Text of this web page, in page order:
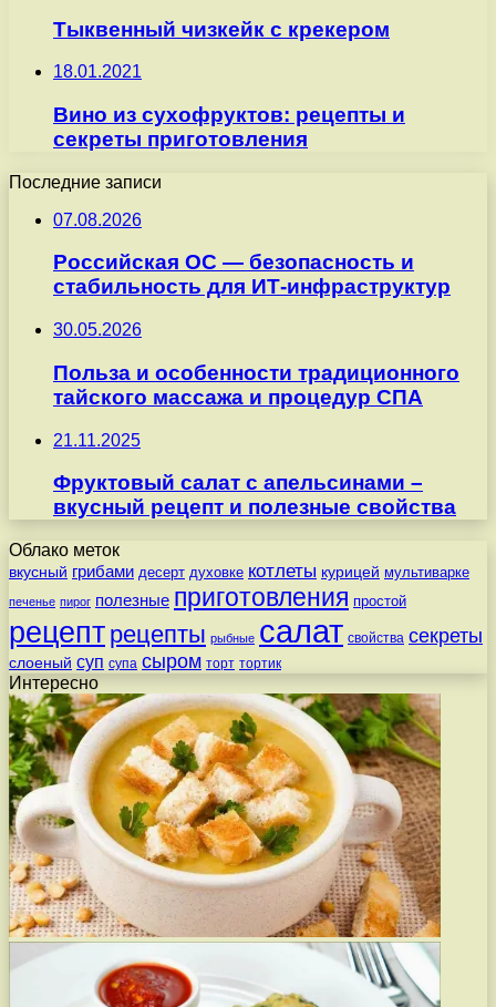
Тыквенный чизкейк с крекером
18.01.2021
Вино из сухофруктов: рецепты и
секреты приготовления
Последние записи
07.08.2026
Российская ОС — безопасность и
стабильность для ИТ-инфраструктур
30.05.2026
Польза и особенности традиционного
тайского массажа и процедур СПА
21.11.2025
Фруктовый салат с апельсинами –
вкусный рецепт и полезные свойства
Облако меток
вкусный грибами десерт духовке котлеты курицей мультиварке
печенье пирог полезные приготовления простой
рецепт рецепты рыбные салат свойства секреты
слоеный суп супа сыром торт тортик
Интересно